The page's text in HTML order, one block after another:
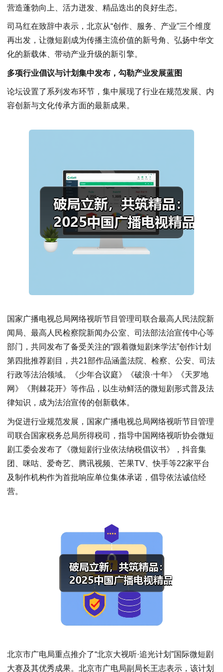
营造蓬勃向上、活力迸发、精品迭出的良好生态。
司马红在致辞中表示，北京从“创作、服务、产业”三个维度
再出发，让微短剧成为传播主流价值的新号角、弘扬中华文
化的新载体、带动产业升级的新引擎。
多项行业倡议与计划集中发布，勾勒产业发展蓝图
论坛设置了系列发布环节，集中展现了行业在规范发展、内
容创新与文化传承方面的最新成果。
国家广播电视总局网络视听节目管理司联合最高人民法院新
闻局、最高人民检察院新闻办公室、司法部法治宣传中心等
部门，共同发布了备受关注的“跟着微短剧来学法”创作计划
第四批推荐剧目，共21部作品涵盖法院、检察、公安、司法
行政等法治领域。《少年合议庭》《破浪·十年》《天罗地
网》《荆棘花开》等作品，以生动鲜活的微短剧形式普及法
律知识，成为法治宣传的创新载体。
为促进行业规范发展，国家广播电视总局网络视听节目管理
司联合国家税务总局所得税司，指导中国网络视听协会微短
剧工委会发布了《微短剧行业依法纳税倡议书》，抖音集
团、咪咕、爱奇艺、腾讯视频、芒果TV、快手等22家平台
及制作机构作为首批响应单位集体承诺，倡导依法诚信经
营。
北京市广电局重点推介了“北京大视听·追光计划”国际微短剧
大赛及其优秀成果。北京市广电局副局长王志表示，该计划